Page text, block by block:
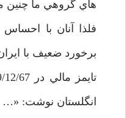
هاي گروهي ما چنين
فلذا آنان با احساس
برخورد ضعيف با
انگلستان نوشت: «…